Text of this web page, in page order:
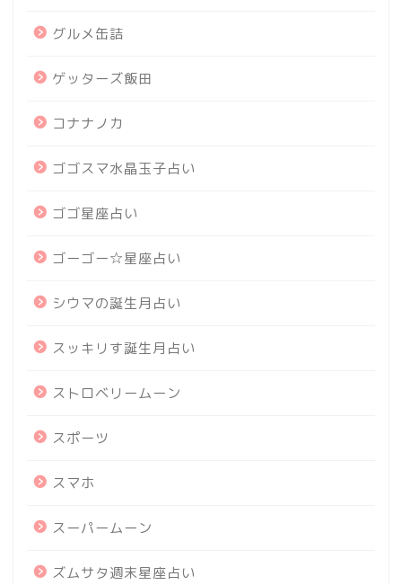
グルメ缶詰
ゲッターズ飯田
コナナノカ
ゴゴスマ水晶玉子占い
ゴゴ星座占い
ゴーゴー☆星座占い
シウマの誕生月占い
スッキリす誕生月占い
ストロベリームーン
スポーツ
スマホ
スーパームーン
ズムサタ週末星座占い